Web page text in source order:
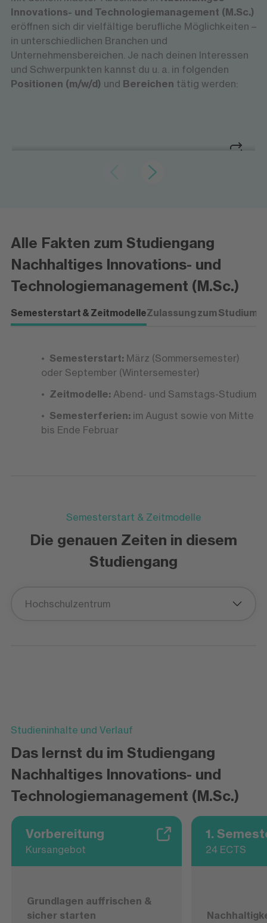
Innovations- und Technologiemanagement (M.Sc.)
eröffnen sich dir vielfältige berufliche Möglichkeiten –
in unterschiedlichen Branchen und
Unternehmensbereichen. Je nach deinen Interessen
und Schwerpunkten kannst du u. a. in folgenden
Positionen (m/w/d) und Bereichen tätig werden:
Nachhaltigkeitsmanagement
Nachhaltige Entwicklung vorantreiben
Nachhaltigkeitsstrategien, analysierst
ökologische, soziale und ökonomische
Auswirkungen und koordinierst
Nachhaltigkeitsprojekte.
Alle Fakten zum Studiengang
Nachhaltiges Innovations- und
Technologiemanagement (M.Sc.)
Semesterstart & ZeitmodelleZulassung zum Studium
Semesterstart:März (Sommersemester)
oder September (Wintersemester)
Zeitmodelle: Abend- und Samstags-Studium
Semesterferien:im August sowie von Mitte
bis Ende Februar
Semesterstart & Zeitmodelle
Die genauen Zeiten in diesem
Studiengang
Hochschulzentrum
Studieninhalte und Verlauf
Das lernst du im Studiengang
Nachhaltiges Innovations- und
Technologiemanagement (M.Sc.)
Vorbereitung
Kursangebot
Grundlagen auffrischen &
sicher starten
1.
24 ECTS